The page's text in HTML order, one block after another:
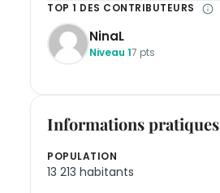
TOP 1 DES CONTRIBUTEURS
NinaL
Niveau 17 pts
Informations pratiques
POPULATION
13 213 habitants